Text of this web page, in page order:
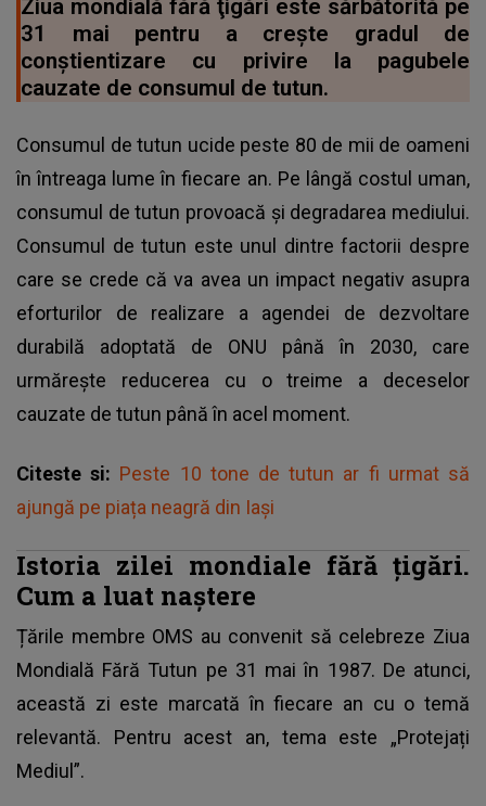
Ziua mondială fără ţigări este sărbătorită pe
31 mai pentru a crește gradul de
conștientizare cu privire la pagubele
cauzate de consumul de tutun.
Consumul de tutun ucide peste 80 de mii de oameni
în întreaga lume în fiecare an. Pe lângă costul uman,
consumul de tutun provoacă și degradarea mediului.
Consumul de tutun este unul dintre factorii despre
care se crede că va avea un impact negativ asupra
eforturilor de realizare a agendei de dezvoltare
durabilă adoptată de ONU până în 2030, care
urmărește reducerea cu o treime a deceselor
cauzate de tutun până în acel moment.
Citeste si: Peste 10 tone de tutun ar fi urmat să
ajungă pe piața neagră din Iași
Istoria zilei mondiale fără țigări.
Cum a luat naștere
Țările membre OMS au convenit să celebreze Ziua
Mondială Fără Tutun pe 31 mai în 1987. De atunci,
această zi este marcată în fiecare an cu o temă
relevantă. Pentru acest an, tema este „Protejați
Mediul”.